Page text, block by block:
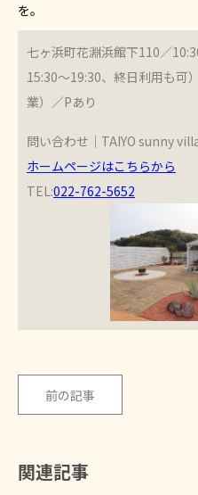
を。
七ヶ浜町花淵浜館下110／
15:30～19:30、終日利用も可
業）／Pあり
問い合わせ｜TAIYO sunny
ホームページはこちらから
TEL:022-762-5652
前の記事
関連記事